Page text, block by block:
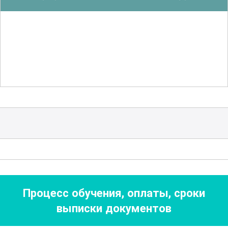
контроля качества выполненных работ
позволит им оперативно выявлять и
аспектам применения
гидроизоляционных материалов.
Важной частью программы является
изучение инновационных технологий и
решений, направленных на повышение
Процесс обучения, оплаты, сроки
выписки документов